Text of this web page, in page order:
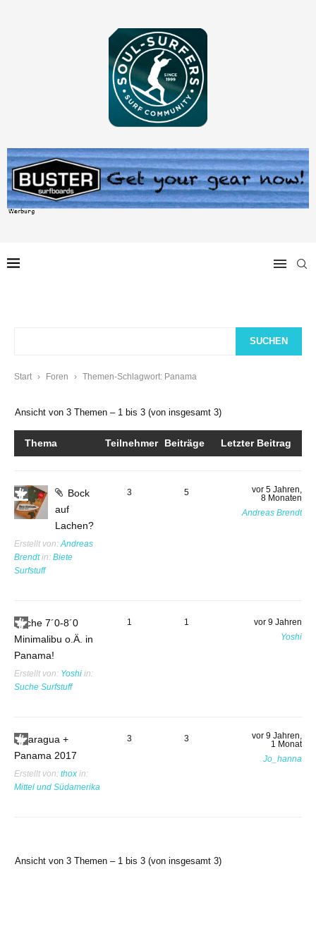
Start › Foren › Themen-Schlagwort: Panama
Ansicht von 3 Themen – 1 bis 3 (von insgesamt 3)
Thema Teilnehmer Beiträge Letzter Beitrag
Bock
auf
Lachen?
Erstellt von:Andreas
Brendt in: Biete
Surfstuff
3 5
vor 5 Jahren,
8 Monaten
Andreas Brendt
Suche 7´0-8´0
Minimalibu o.Ä. in
Panama!
Erstellt von: Yoshi in:
Suche Surfstuff
1 1
vor 9 Jahren
Yoshi
Nicaragua +
Panama 2017
Erstellt von: thox in:
Mittel und Südamerika
3 3
vor 9 Jahren,
1 Monat
Jo_hanna
Ansicht von 3 Themen – 1 bis 3 (von insgesamt 3)